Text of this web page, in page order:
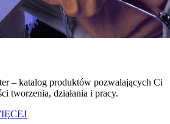
– katalog produktów pozwalających Ci
tworzenia, działania i pracy.